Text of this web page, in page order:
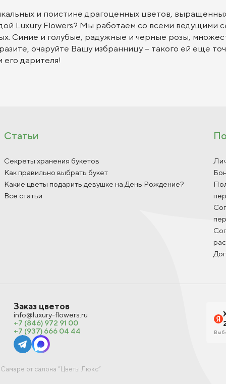
и поистине драгоценных цветов,
Luxury Flowers? Мы работаем со всеми ведущими
Синие и голубые, радужные и черные розы,
очаруйте Вашу избранницу – такого ей еще
дарителя!
Статьи
Секреты хранения букетов
Как правильно выбрать букет
Какие цветы подарить девушке на День Рождение?
Все статьи
Заказ цветов
info@luxury-flowers.ru
+7 (846) 972 91 00
+7 (937) 666 04 44
от салона “Цветы Люкс”